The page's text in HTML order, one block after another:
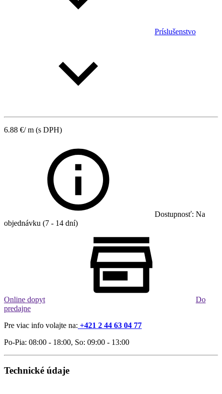
Príslušenstvo
6.88 €/ m (s DPH)
Dostupnosť: Na
objednávku (7 - 14 dní)
Online dopyt
Do
predajne
Pre viac info volajte na: +421 2 44 63 04 77
Po-Pia: 08:00 - 18:00, So: 09:00 - 13:00
Technické údaje